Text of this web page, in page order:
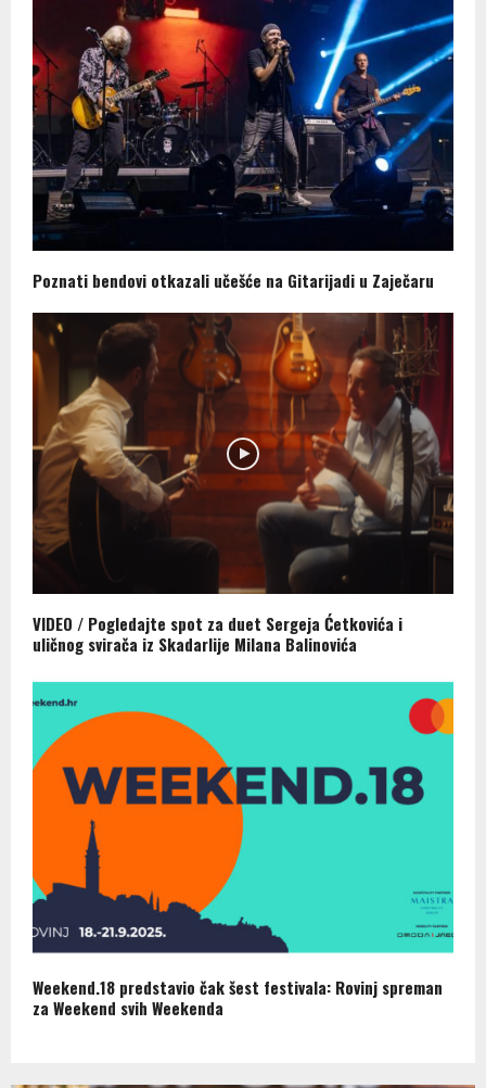
Poznati bendovi otkazali učešće na Gitarijadi u Zaječaru
VIDEO / Pogledajte spot za duet Sergeja Ćetkovića i
uličnog svirača iz Skadarlije Milana Balinovića
Weekend.18 predstavio čak šest festivala: Rovinj spreman
za Weekend svih Weekenda